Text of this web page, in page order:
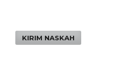
KIRIM NASKAH